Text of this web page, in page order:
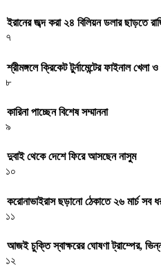
ইরানের জব্দ করা ২৪ বিলিয়ন ডলার ছাড়তে
৭
শ্রীমঙ্গলে ক্রিকেট টুর্নামেন্টের ফাইনাল খেলা
৮
কারিনা পাচ্ছেন বিশেষ সম্মাননা
৯
দুবাই থেকে দেশে ফিরে আসছেন নাসুম
১০
করোনাভাইরাস ছড়ানো ঠেকাতে ২৬ মার্চ সব
১১
আজই চুক্তি স্বাক্ষরের ঘোষণা ট্রাম্পের,
১২